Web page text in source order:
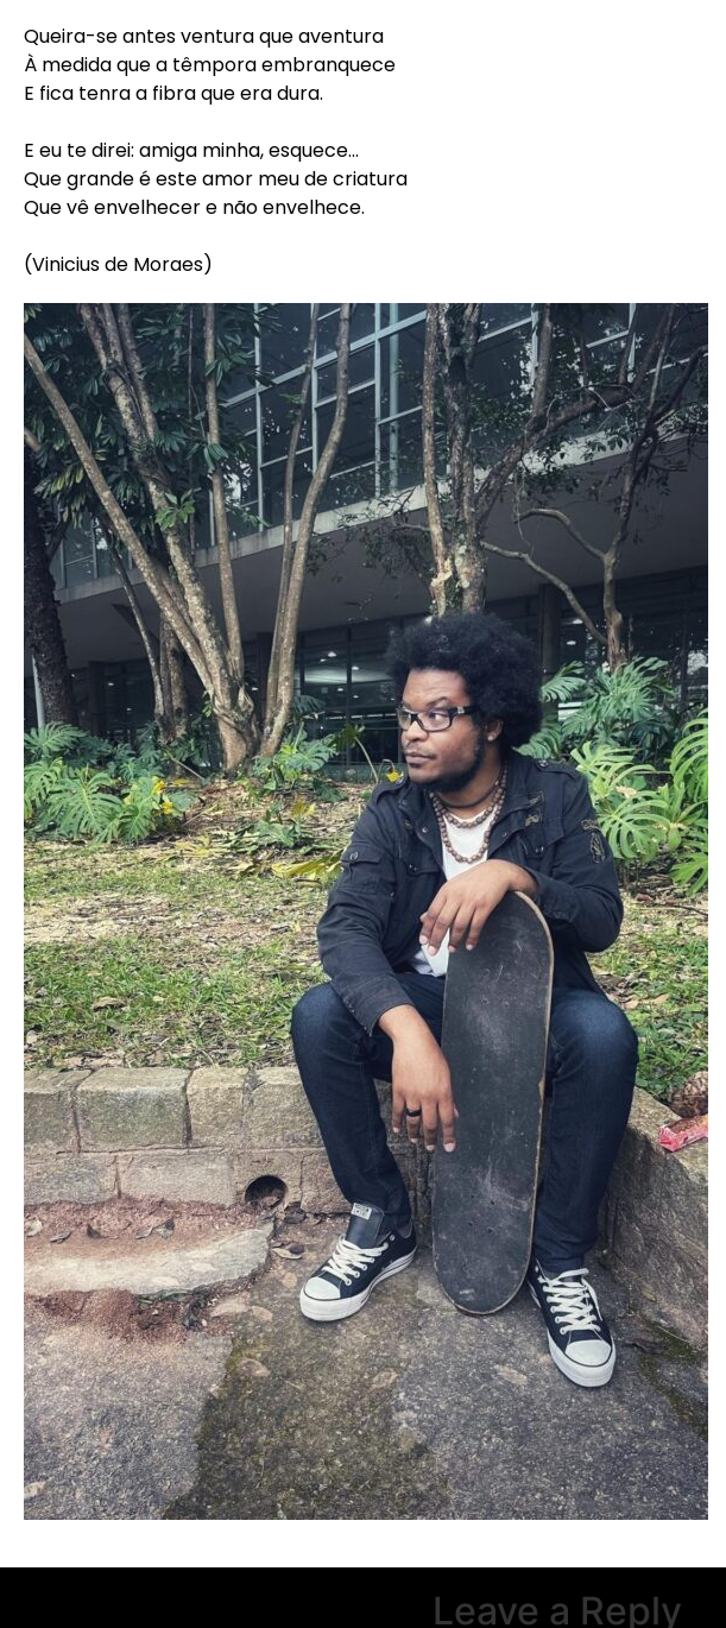
Queira-se antes ventura que aventura⠀
À medida que a têmpora embranquece⠀
E fica tenra a fibra que era dura.⠀
E eu te direi: amiga minha, esquece…⠀
Que grande é este amor meu de criatura⠀
Que vê envelhecer e não envelhece.⠀
(Vinicius de Moraes)⠀
Leave a Reply